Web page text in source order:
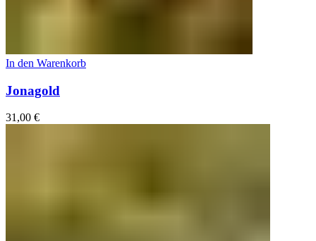
In den Warenkorb
Jonagold
31,00 €